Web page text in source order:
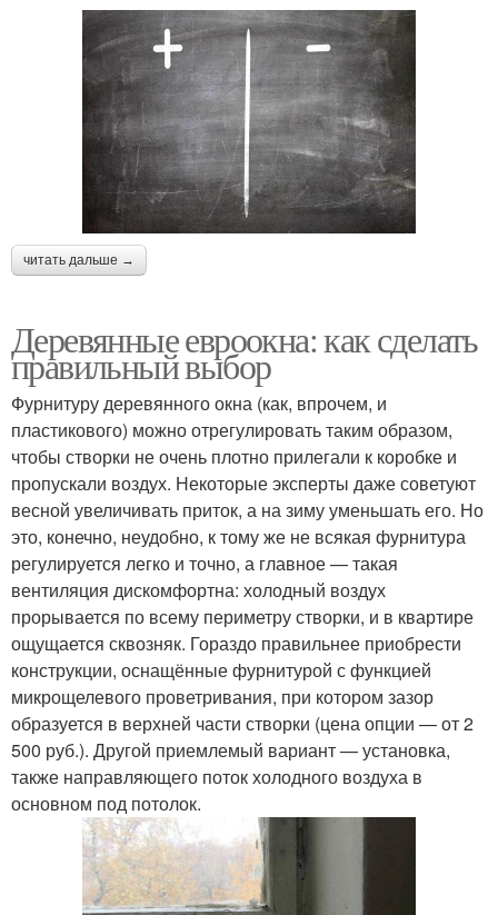
читать дальше →
Деревянные евроокна: как сделать
правильный выбор
Фурнитуру деревянного окна (как, впрочем, и
пластикового) можно отрегулировать таким образом,
чтобы створки не очень плотно прилегали к коробке и
пропускали воздух. Некоторые эксперты даже советуют
весной увеличивать приток, а на зиму уменьшать его. Но
это, конечно, неудобно, к тому же не всякая фурнитура
регулируется легко и точно, а главное — такая
вентиляция дискомфортна: холодный воздух
прорывается по всему периметру створки, и в квартире
ощущается сквозняк. Гораздо правильнее приобрести
конструкции, оснащённые фурнитурой с функцией
микрощелевого проветривания, при котором зазор
образуется в верхней части створки (цена опции — от 2
500 руб.). Другой приемлемый вариант — установка,
также направляющего поток холодного воздуха в
основном под потолок.